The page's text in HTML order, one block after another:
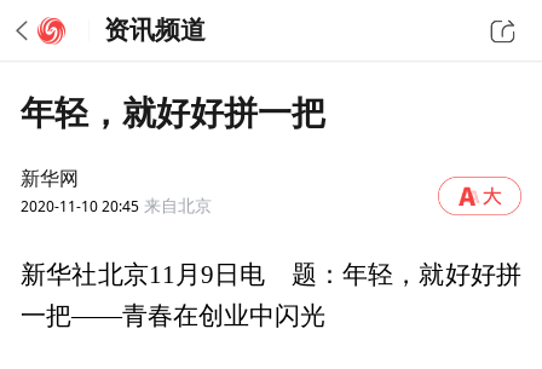
资讯频道
年轻，就好好拼一把
新华网
2020-11-10 20:45 来自北京
新华社北京11月9日电 题：年轻，就好好拼
一把——青春在创业中闪光